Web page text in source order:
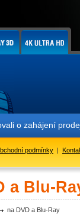
o zahájení
podmínky |
a Blu-
na DVD a Blu-Ray